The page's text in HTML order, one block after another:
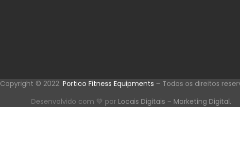
Copyright © 2022. Portico Fitness Equipments – Todos os direitos
Desenvolvido com 💚 por Locais Digitais – Marketing Digital.